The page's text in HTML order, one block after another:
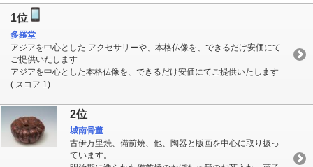
1位
多羅堂
アジアを中心とした アクセサリーや、本格仏像を、できるだけ安価にて
ご提供いたします
アジアを中心とした本格仏像を、できるだけ安価にてご提供いたします
( スコア 1)
2位
城南骨董
古伊万里焼、備前焼、他、陶器と版画を中心に取り扱っ
ています。